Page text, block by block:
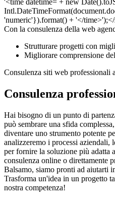
Con la consulenza della web
Strutturare progetti con
Migliorare comprensione
Consulenza siti web professionali
Consulenza
Hai bisogno di un punto di
può sembrare una sfida
diventare uno strumento potente
analizzeremo i processi aziendali,
per fornire la soluzione più adatta
consulenza online o direttamente
Balsamo, siamo pronti ad aiutarti
Trasforma un'idea in un progetto
nostra competenza!